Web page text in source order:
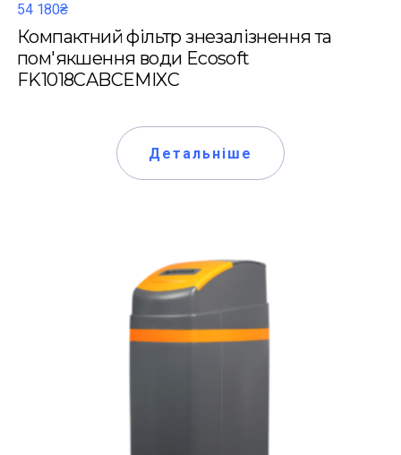
54 180₴
Компактний фільтр знезалізнення та
пом'якшення води Ecosoft
FK1018CABCEMIXC
Детальніше